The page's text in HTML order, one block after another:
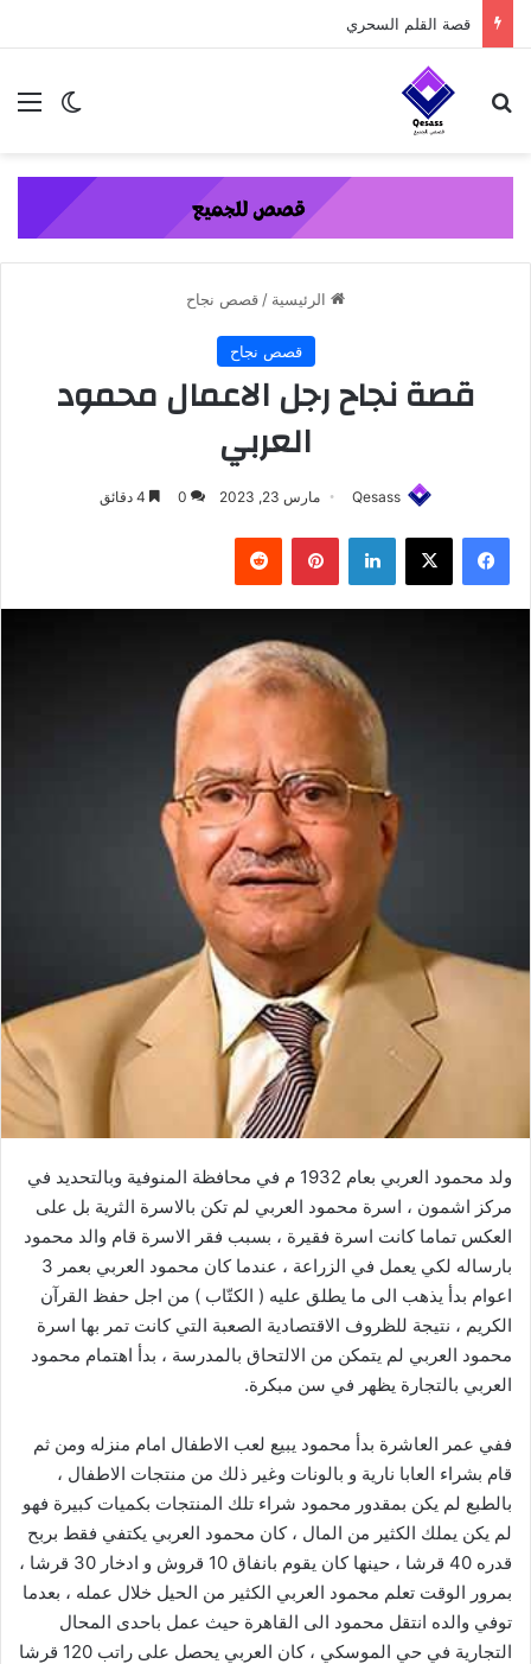
content
قصة الطفل الذي عاد من النار ج3
الوضع بحث عن
الرئيسية / قصص نجاح
قصص نجاح
قصة نجاح رجل الاعمال محمود
العربي
Qesass مارس 23, 2023 0
فيسبوك ‫X لينكدإن بينتيريست
ولد محمود العربي بعام 1932 م في محافظة المنوفية وبالتحديد في
مركز اشمون ، اسرة محمود العربي لم تكن بالاسرة الثرية بل على
العكس تماما كانت اسرة فقيرة ، بسبب فقر الاسرة قام والد محمود
بارساله لكي يعمل في الزراعة ، عندما كان محمود العربي بعمر 3
اعوام بدأ يذهب الى ما يطلق عليه ( الكتّاب ) من اجل حفظ القرآن
الكريم ، نتيجة للظروف الاقتصادية الصعبة التي كانت تمر بها اسرة
محمود العربي لم يتمكن من الالتحاق بالمدرسة ، بدأ اهتمام محمود
العربي بالتجارة يظهر في سن مبكرة.
ففي عمر العاشرة بدأ محمود يبيع لعب الاطفال امام منزله ومن ثم
قام بشراء العابا نارية و بالونات وغير ذلك من منتجات الاطفال ،
بالطبع لم يكن بمقدور محمود شراء تلك المنتجات بكميات كبيرة فهو
لم يكن يملك الكثير من المال ، كان محمود العربي يكتفي فقط بربح
قدره 40 قرشا ، حينها كان يقوم بانفاق 10 قروش و ادخار 30 قرشا ،
بمرور الوقت تعلم محمود العربي الكثير من الحيل خلال عمله ، بعدما
توفي والده انتقل محمود الى القاهرة حيث عمل باحدى المحال
التجارية في حي الموسكي ، كان العربي يحصل على راتب 120 قرشا